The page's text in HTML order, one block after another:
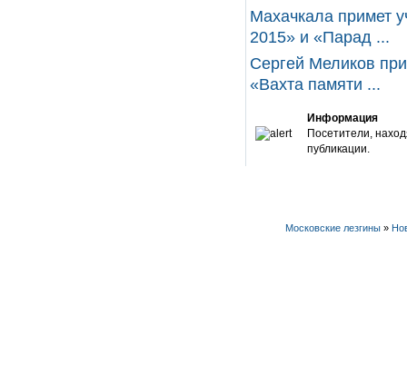
Махачкала примет
2015» и «Парад ...
Сергей Меликов
«Вахта памяти ...
Информация
Посетители,
публикации.
Московские лезгины »